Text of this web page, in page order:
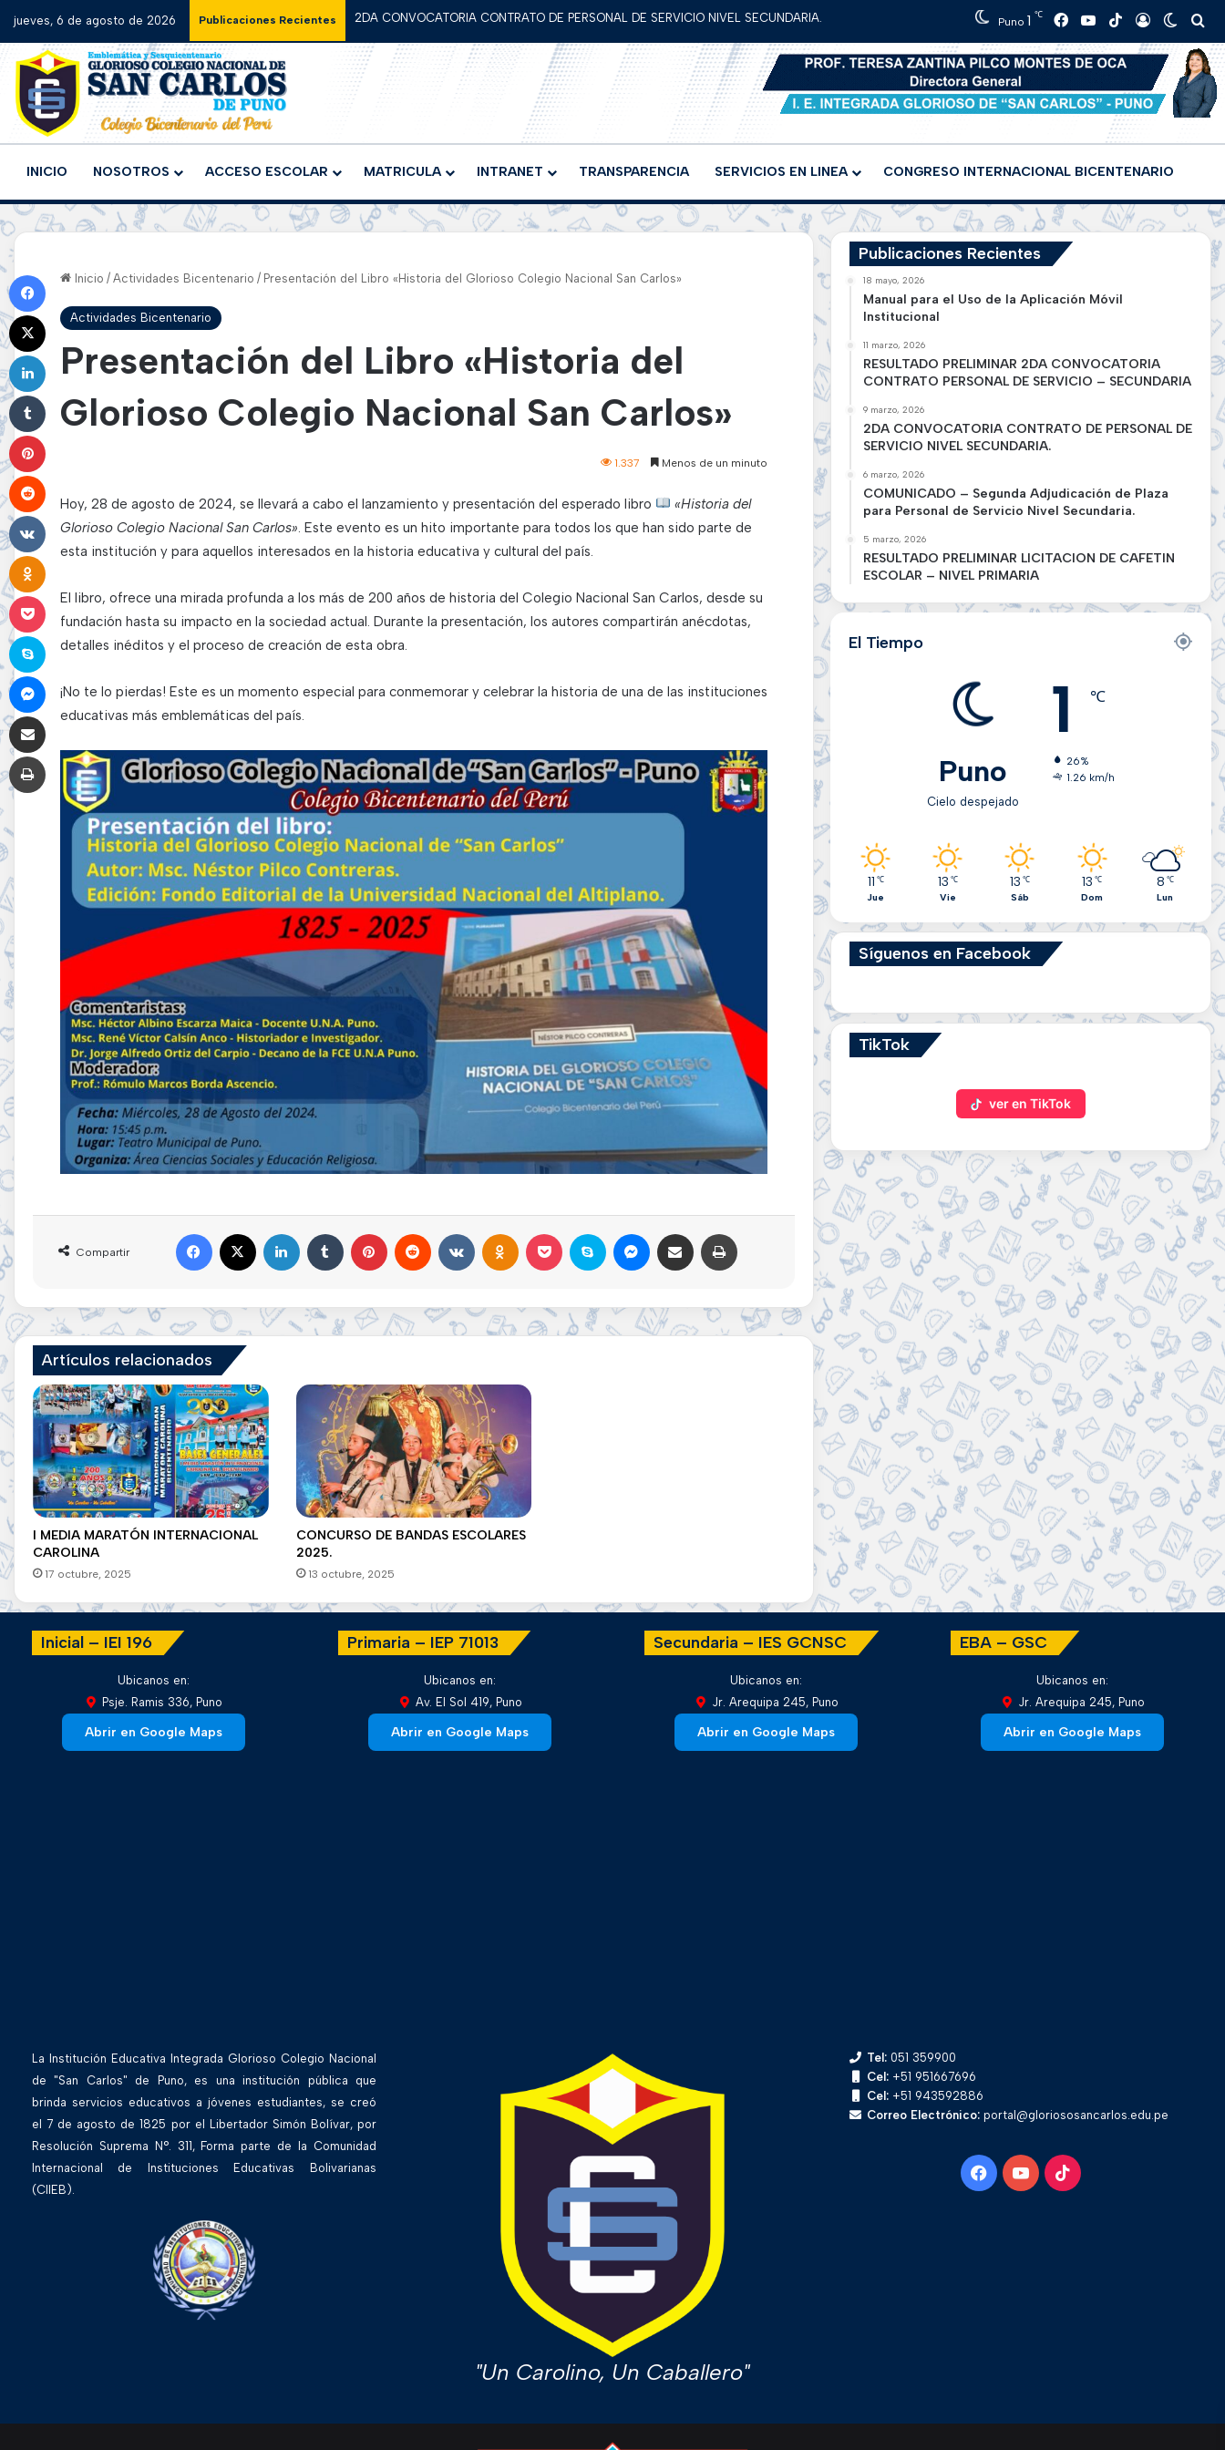
jueves, 6 de agosto de 2026 Publicaciones Recientes 2DA CONVOCATORIA CONTRATO DE PERSONAL DE SERVICIO NIVEL SECUNDARIA. Puno 1 ℃ FacebookYouTube
TikTokIniciar
INICIO NOSOTROS ACCESO ESCOLAR MATRICULA INTRANET TRANSPARENCIA SERVICIOS EN LINEA CONGRESO INTERNACIONAL BICENTENARIO
Inicio / Actividades Bicentenario / Presentación del Libro «Historia del Glorioso Colegio Nacional San Carlos»
Actividades Bicentenario
Presentación del Libro «Historia del
Glorioso Colegio Nacional San Carlos»
1.337 Menos de un minuto
Hoy, 28 de agosto de 2024, se llevará a cabo el lanzamiento y presentación del esperado libro
«Historia del
Glorioso Colegio Nacional San Carlos». Este evento es un hito importante para todos los que han sido parte de
esta institución y para aquellos interesados en la historia educativa y cultural del país.
El libro, ofrece una mirada profunda a los más de 200 años de historia del Colegio Nacional San Carlos, desde su
fundación hasta su impacto en la sociedad actual. Durante la presentación, los autores compartirán anécdotas,
detalles inéditos y el proceso de creación de esta obra.
¡No te lo pierdas! Este es un momento especial para conmemorar y celebrar la historia de una de las instituciones
educativas más emblemáticas del país.
Compartir
Facebook LinkedIn Tumblr Pinterest Reddit VKontakteOdnoklassniki
Pocket Skype MessengerCompartir por correo electrónico
Artículos relacionados
I MEDIA MARATÓN INTERNACIONAL
CAROLINA
17 octubre, 2025
CONCURSO DE BANDAS ESCOLARES
2025.
13 octubre, 2025
Publicaciones Recientes
18 mayo, 2026
Manual para el Uso de la Aplicación Móvil
Institucional
11 marzo, 2026
RESULTADO PRELIMINAR 2DA CONVOCATORIA
CONTRATO PERSONAL DE SERVICIO – SECUNDARIA
9 marzo, 2026
2DA CONVOCATORIA CONTRATO DE PERSONAL DE
SERVICIO NIVEL SECUNDARIA.
6 marzo, 2026
COMUNICADO – Segunda Adjudicación de Plaza
para Personal de Servicio Nivel Secundaria.
5 marzo, 2026
RESULTADO PRELIMINAR LICITACION DE CAFETIN
ESCOLAR – NIVEL PRIMARIA
El Tiempo
Puno
Cielo despejado
1 ℃
26%
1.26 km/h
11 ℃
Jue
13 ℃
Vie
13 ℃
Sáb
13 ℃
Dom
8 ℃
Lun
Síguenos en Facebook
TikTok
ver en TikTok
Inicial – IEI 196
Ubicanos en:
Psje. Ramis 336, Puno
Abrir en Google Maps
Primaria – IEP 71013
Ubicanos en:
Av. El Sol 419, Puno
Abrir en Google Maps
Secundaria – IES GCNSC
Ubicanos en:
Jr. Arequipa 245, Puno
Abrir en Google Maps
EBA – GSC
Ubicanos en:
Jr. Arequipa 245, Puno
Abrir en Google Maps
La Institución Educativa Integrada Glorioso Colegio Nacional
de "San Carlos" de Puno, es una institución pública que
brinda servicios educativos a jóvenes estudiantes, se creó
el 7 de agosto de 1825 por el Libertador Simón Bolívar, por
Resolución Suprema N°. 311, Forma parte de la Comunidad
Internacional de Instituciones Educativas Bolivarianas
(CIIEB).
"Un Carolino, Un Caballero"
Tel:051 359900
Cel:+51 951667696
Cel:+51 943592886
Correo Electrónico:portal@gloriososancarlos.edu.pe
Facebook
YouTubeTikTok
Facebook
LinkedIn
VKontakte
Odnoklassniki
Pocket
Compartir por correo electrónico
Imprimir